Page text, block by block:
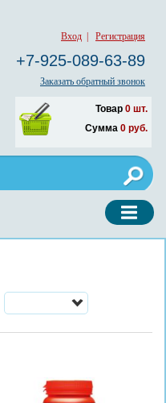
Вход Регистрация
+7-925-089-63-89
Заказать обратный звонок
Товар 0 шт.
Сумма 0 руб.